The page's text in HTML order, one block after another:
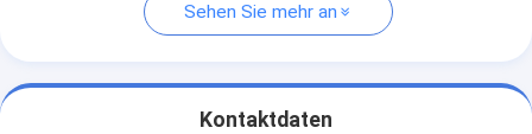
Sehen Sie mehr an
Kontaktdaten